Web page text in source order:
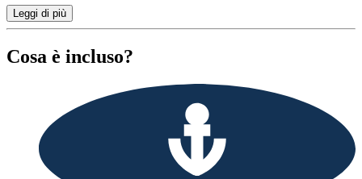
Leggi di più
Cosa è incluso?